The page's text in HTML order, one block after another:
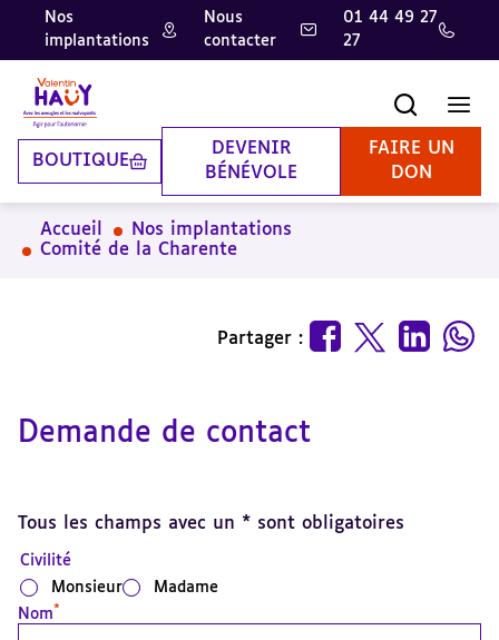
Aller
contenu
principal
Aller
pied
de
page
Aller
la
recherche
Nos
implantations
Nous
contacter
01 44 49 27
27
BOUTIQUE
DEVENIR
BÉNÉVOLE
FAIRE UN
DON
Accueil
Nos implantations
Comité de la Charente
Partager :
Demande de contact
Tous les champs avec un * sont obligatoires
Civilité
Monsieur
Madame
Nom *